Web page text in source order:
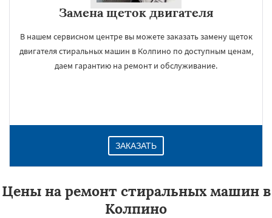
Замена щеток двигателя
В нашем сервисном центре вы можете заказать замену щеток
двигателя стиральных машин в Колпино по доступным ценам,
даем гарантию на ремонт и обслуживание.
ЗАКАЗАТЬ
Цены на ремонт стиральных машин в
Колпино